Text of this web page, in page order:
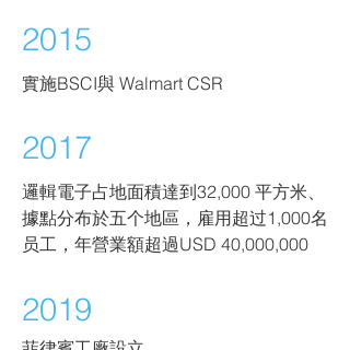
2015
實施BSCI與 Walmart CSR
2017
邏輯電子占地面積達到32,000 平方米、
據點分布於五个地區，雇用超过1,000名
员工，年營業額超過USD 40,000,000
2019